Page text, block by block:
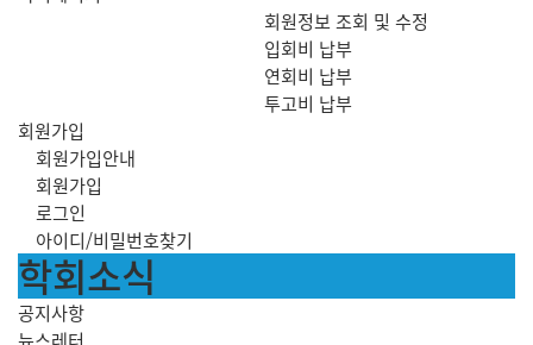
회원정보 조회 및 수정
입회비 납부
연회비 납부
투고비 납부
회원가입
회원가입안내
회원가입
로그인
아이디/비밀번호찾기
학회소식
공지사항